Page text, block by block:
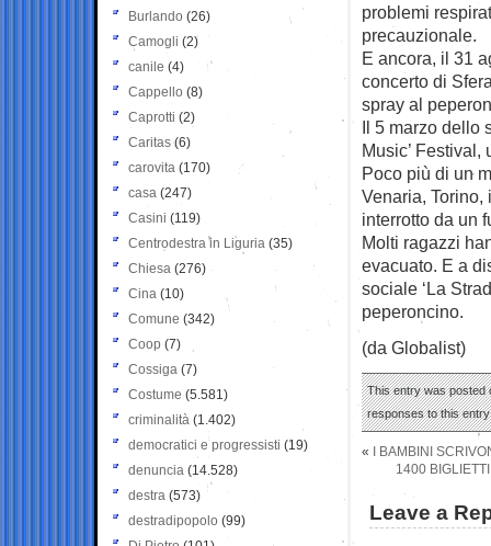
problemi
precauzionale.
E ancora, il 31
concerto di
spray al
Il 5 marzo dello
Music’
Poco più di un
Venaria, Torino,
interrotto da un
Molti ragazzi
evacuato. E a
sociale ‘La
peperoncino.
(da Globalist)
This entry was posted
responses to this
«
I BAMBINI
1400
Leave a
Burlando (26)
Camogli (2)
canile (4)
Cappello (8)
Caprotti (2)
Caritas (6)
carovita (170)
casa (247)
Casini (119)
Centrodestra in Liguria (35)
Chiesa (276)
Cina (10)
Comune (342)
Coop (7)
Cossiga (7)
Costume (5.581)
criminalità (1.402)
democratici e progressisti (19)
denuncia (14.528)
destra (573)
destradipopolo (99)